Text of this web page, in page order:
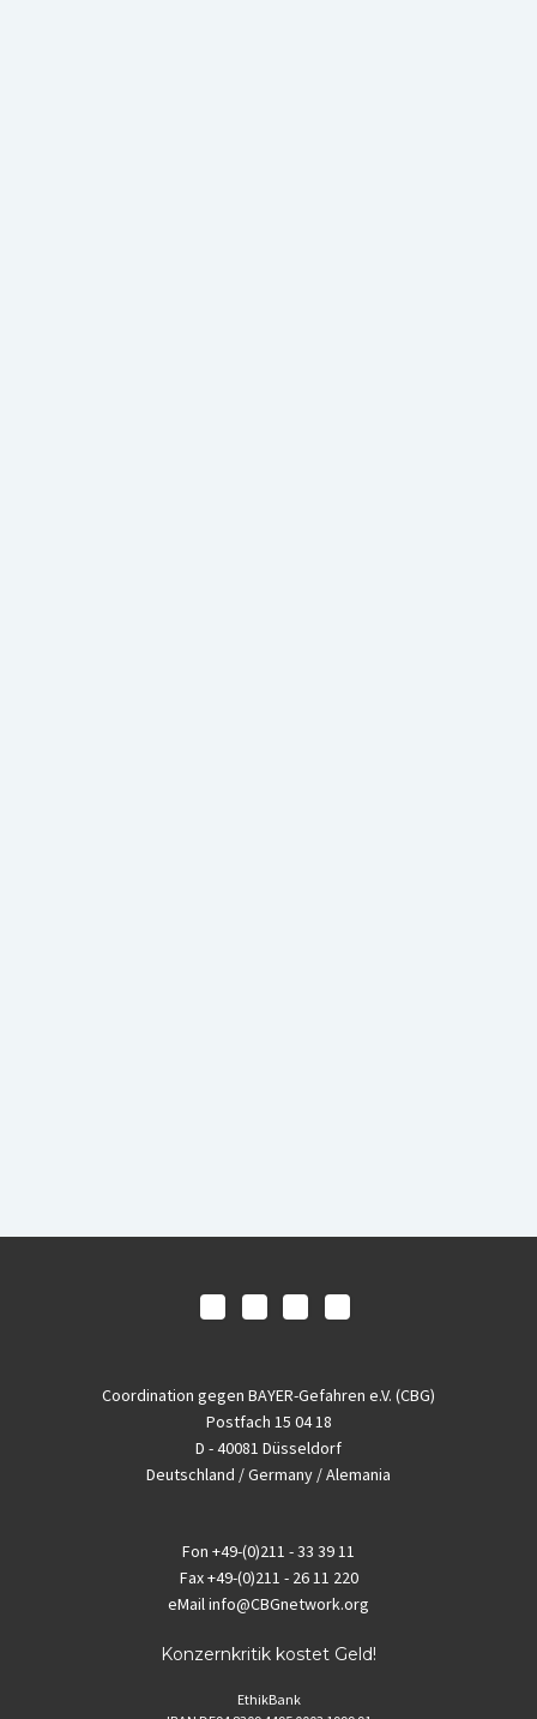
Coordination gegen BAYER-Gefahren e.V. (CBG)
Postfach 15 04 18
D - 40081 Düsseldorf
Deutschland / Germany / Alemania
Fon +49-(0)211 - 33 39 11
Fax+49-(0)211 - 26 11 220
eMailinfo@CBGnetwork.org
Konzernkritik kostet Geld!
EthikBank